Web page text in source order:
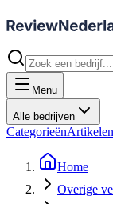
Menu
Alle bedrijven
CategorieënArtikelen
Home
Overige